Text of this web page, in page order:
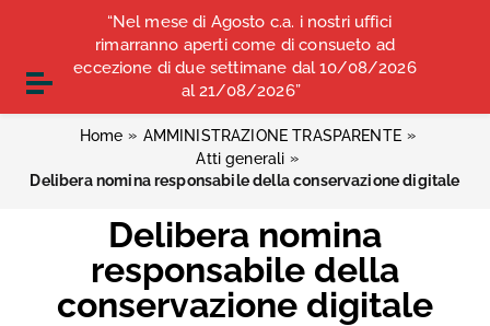
Vai ai contenuti
Vai al menu di navigazione
Vai al footer
COMUNICATI STAMPA ALBO OPI ANCONA
CONVENZIONI
Attiva / disattiva la navigazione
Home » AMMINISTRAZIONE TRASPARENTE »
Atti generali »
Delibera nomina responsabile della conservazione digitale
Delibera nomina
responsabile della
conservazione digitale
“Nel mese di Agosto c.a. i nostri uffici
rimarranno aperti come di consueto ad
eccezione di due settimane dal 10/08/2026
al 21/08/2026”